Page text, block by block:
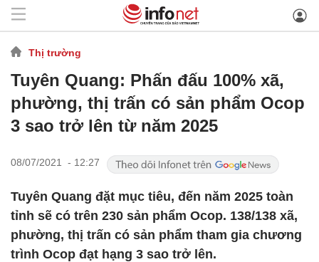
Thị trường
Tuyên Quang: Phấn đấu 100% xã,
phường, thị trấn có sản phẩm Ocop
3 sao trở lên từ năm 2025
08/07/2021 - 12:27
Tuyên Quang đặt mục tiêu, đến năm 2025 toàn
tỉnh sẽ có trên 230 sản phẩm Ocop. 138/138 xã,
phường, thị trấn có sản phẩm tham gia chương
trình Ocop đạt hạng 3 sao trở lên.